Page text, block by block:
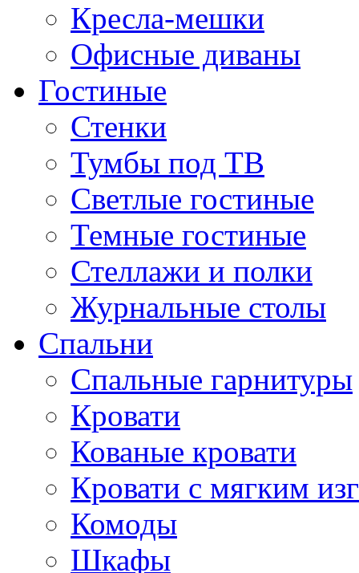
Кресла-мешки
Офисные диваны
Гостиные
Стенки
Тумбы под ТВ
Светлые гостиные
Темные гостиные
Стеллажи и полки
Журнальные столы
Спальни
Спальные гарнитуры
Кровати
Кованые кровати
Кровати с мягким
Комоды
Шкафы